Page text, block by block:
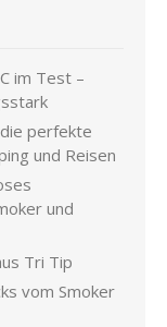
im Test –
perfekte
und Reisen
und
Tri Tip
vom Smoker